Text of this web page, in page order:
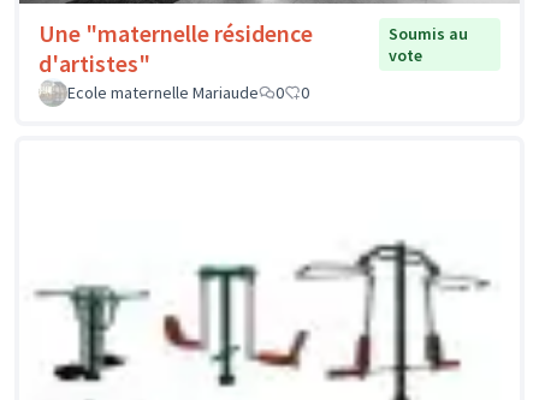
Une "maternelle résidence
d'artistes"
Soumis au
vote
Ecole maternelle Mariaude
0 0